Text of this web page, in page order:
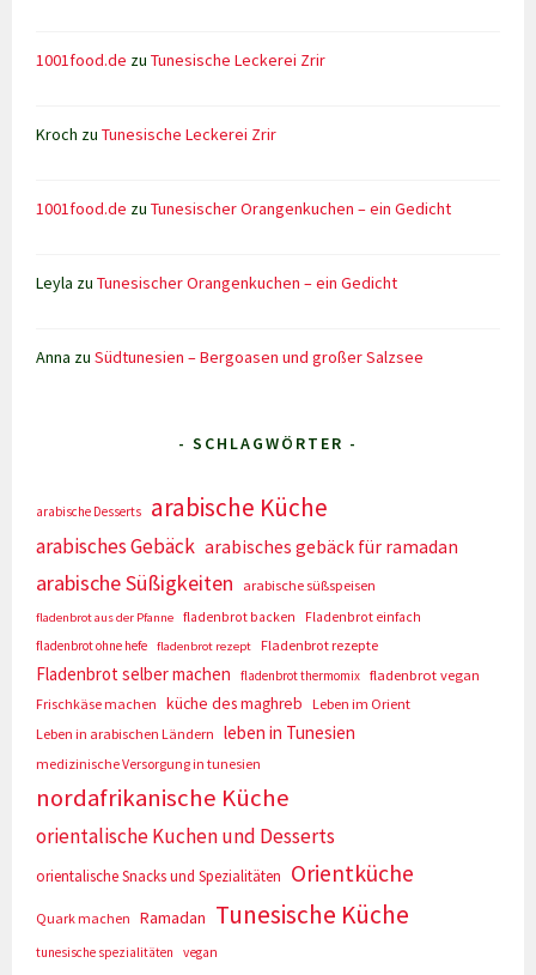
1001food.de zuTunesische Leckerei Zrir
Kroch zuTunesische Leckerei Zrir
1001food.de zuTunesischer Orangenkuchen – ein Gedicht
Leyla zuTunesischer Orangenkuchen – ein Gedicht
Anna zuSüdtunesien – Bergoasen und großer Salzsee
- SCHLAGWÖRTER -
arabische Desserts arabische Küche
arabisches Gebäck arabisches gebäck für ramadan
arabische Süßigkeiten arabische süßspeisen
fladenbrot aus der Pfanne fladenbrot backen
Fladenbrot einfach
fladenbrot ohne hefe
fladenbrot rezept Fladenbrot rezepte
Fladenbrot selber machen fladenbrot thermomix fladenbrot vegan
Frischkäse machen
küche des maghreb
Leben im Orient
Leben in arabischen Ländern
leben in Tunesien
medizinische Versorgung in tunesien
nordafrikanische Küche
orientalische Kuchen und Desserts
orientalische Snacks und Spezialitäten Orientküche
Quark machen Ramadan Tunesische Küche
tunesische spezialitäten vegan